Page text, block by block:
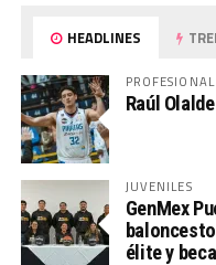
HEADLINES
PROFESIONAL
Raúl
JUVENILES
GenMex
élite y